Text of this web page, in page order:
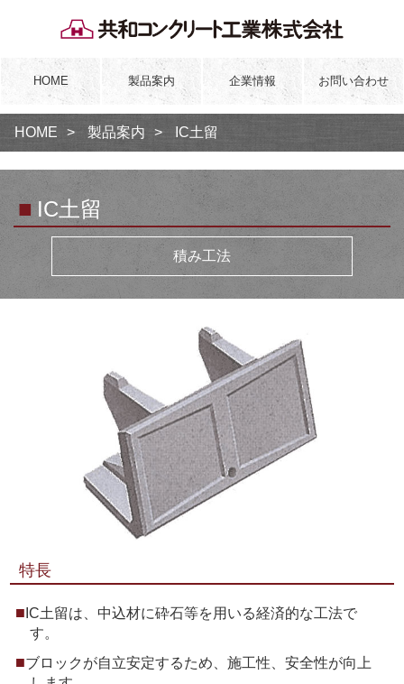
HOME 製品案内 企業情報 お問い合わせ
HOME 製品案内 IC土留
■ IC土留
積み工法
特長
IC土留は、中込材に砕石等を用いる経済的な工法で
す。
ブロックが自立安定するため、施工性、安全性が向上